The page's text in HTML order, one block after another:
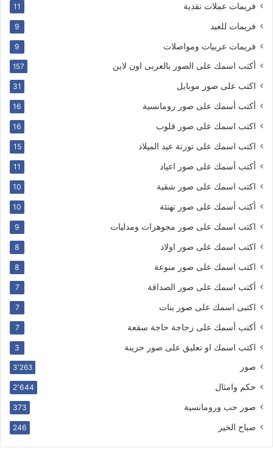
فريمات عملات نقدية 11
فريمات للعيد 9
فريمات عربيات ومواصلات 9
أكتب اسمك على الصور بالعربى اون لاين 157
اكتب على صور موبايل 31
أكتب أسمك على صور رومانسية 16
اكتب اسمك على صور قلوب 16
اكتب اسمك على تورتة عيد الميلاد 15
أكتب أسمك على صور اعياد 11
اكتب اسمك على صور شقية 10
أكتب أسمك على صور تهنئة 10
اكتب اسمك على صور مجوهرات ومدليات 9
اكتب اسمك على صور اولاد 8
اكتب اسمك على صور منوعة 8
أكتب اسمك على صور الصداقة 7
اكتبى اسمك على صور بنات 7
أكتب أسمك على زجاجة حاجة سقعة 7
اكتب اسمك او تعليق على صور حزينة 3
صور 3٬263
حكم وامثال 2٬644
صور حب ورومانسية 373
صباح الخير 246